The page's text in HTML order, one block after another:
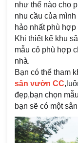
như thế nào cho
nhu cầu của
hảo nhất phù
Khi thiết kế khu
mẫu cỏ phù hợp
nhà.
Bạn có thể tham
sân vườn CC
đẹp,bạn chọn
bạn sẽ có một